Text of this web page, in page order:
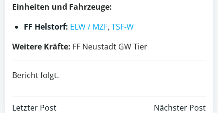
Einheiten und Fahrzeuge:
FF Helstorf: ELW / MZF, TSF-W
Weitere Kräfte: FF Neustadt GW Tier
Bericht folgt.
Letzter Post Nächster Post